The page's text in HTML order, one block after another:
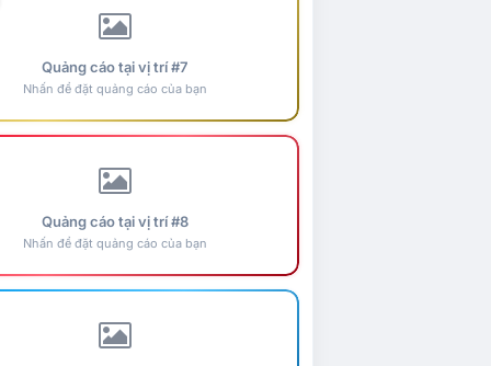
Quảng cáo tại vị trí #7
Nhấn để đặt quảng cáo của bạn
Quảng cáo tại vị trí #8
Nhấn để đặt quảng cáo của bạn